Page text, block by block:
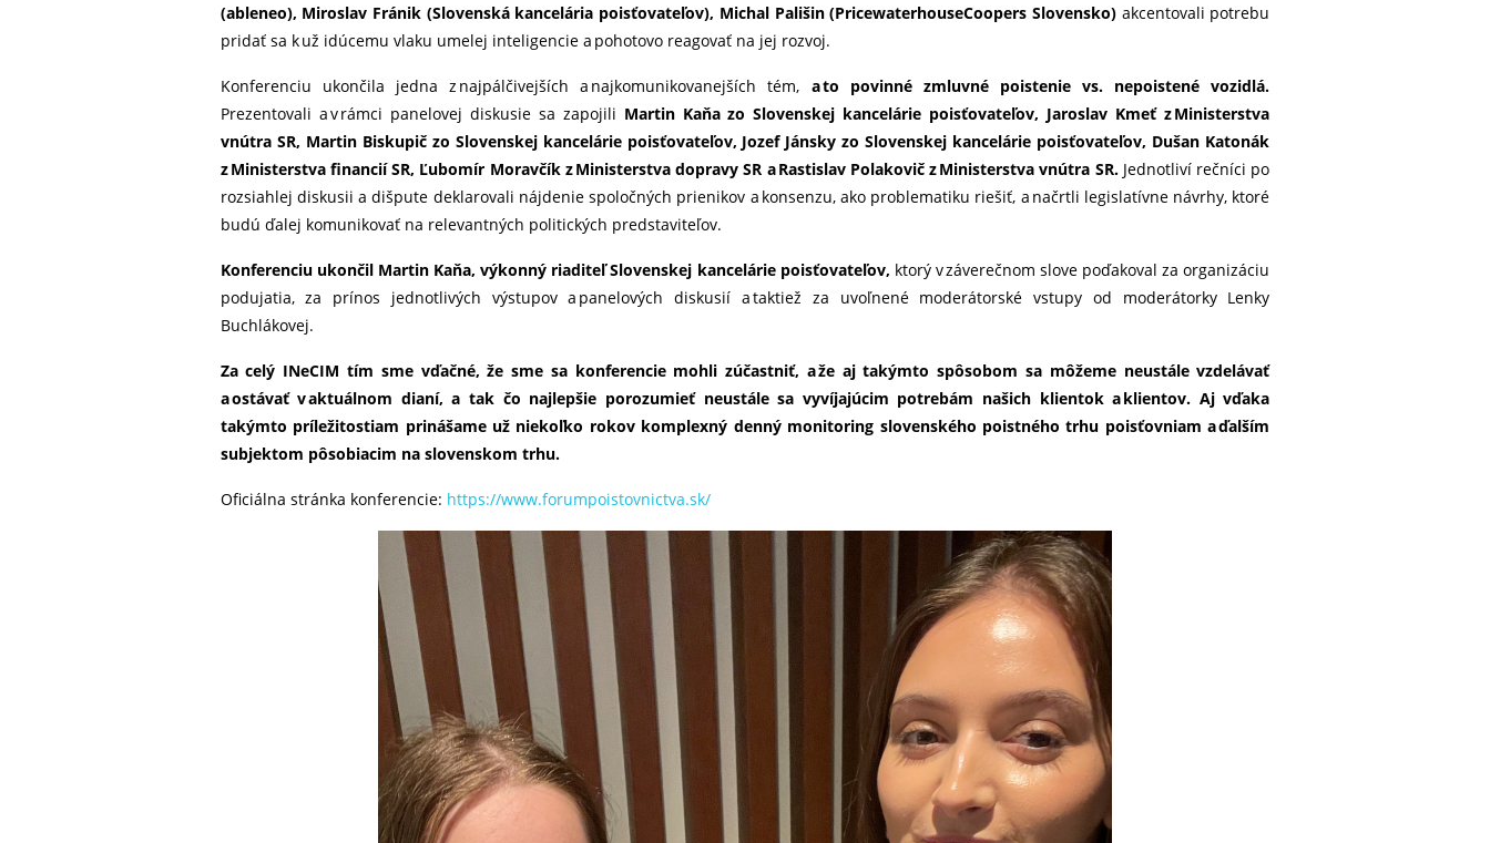
(ableneo), Miroslav Fránik (Slovenská kancelária poisťovateľov), Michal Pališin (PricewaterhouseCoopers Slovensko)akcentovali potrebu
pridať sa k už idúcemu vlaku umelej inteligencie a pohotovo reagovať na jej rozvoj.
Konferenciu ukončila jedna z najpálčivejších a najkomunikovanejších tém, a to povinné zmluvné poistenie vs. nepoistené vozidlá.
Prezentovali a v rámci panelovej diskusie sa zapojili Martin Kaňa zo Slovenskej kancelárie poisťovateľov, Jaroslav Kmeť z Ministerstva
vnútra SR, Martin Biskupič zo Slovenskej kancelárie poisťovateľov, Jozef Jánsky zo Slovenskej kancelárie poisťovateľov, Dušan Katonák
z Ministerstva financií SR, Ľubomír Moravčík z Ministerstva dopravy SR a Rastislav Polakovič z Ministerstva vnútra SR.Jednotliví rečníci po
rozsiahlej diskusii a dišpute deklarovali nájdenie spoločných prienikov a konsenzu, ako problematiku riešiť, a načrtli legislatívne návrhy, ktoré
budú ďalej komunikovať na relevantných politických predstaviteľov.
Konferenciu ukončil Martin Kaňa, výkonný riaditeľ Slovenskej kancelárie poisťovateľov, ktorý v záverečnom slove poďakoval za organizáciu
podujatia, za prínos jednotlivých výstupov a panelových diskusií a taktiež za uvoľnené moderátorské vstupy od moderátorky Lenky
Buchlákovej.
Za celý INeCIM tím sme vďačné, že sme sa konferencie mohli zúčastniť, a že aj takýmto spôsobom sa môžeme neustále vzdelávať
a ostávať v aktuálnom dianí, a tak čo najlepšie porozumieť neustále sa vyvíjajúcim potrebám našich klientok a klientov. Aj vďaka
takýmto príležitostiam prinášame už niekoľko rokov komplexný denný monitoring slovenského poistného trhu poisťovniam a ďalším
subjektom pôsobiacim na slovenskom trhu.
Oficiálna stránka konferencie: https://www.forumpoistovnictva.sk/